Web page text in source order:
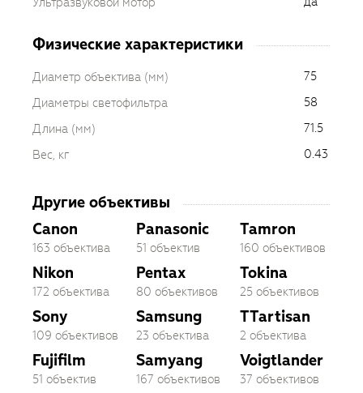
Физические характеристики
Диаметр объектива (мм)
75
Диаметры светофильтра
58
Длина (мм)
71.5
Вес, кг
0.43
Другие объективы
Canon
163 объектива
Nikon
172 объектива
Sony
109 объективов
Fujifilm
51 объектив
Panasonic
51 объектив
Pentax
80 объективов
Samsung
23 объектива
Samyang
167 объективов
Tamron
160 объективов
Tokina
25 объективов
TTartisan
2 объектива
Voigtlander
37 объективов